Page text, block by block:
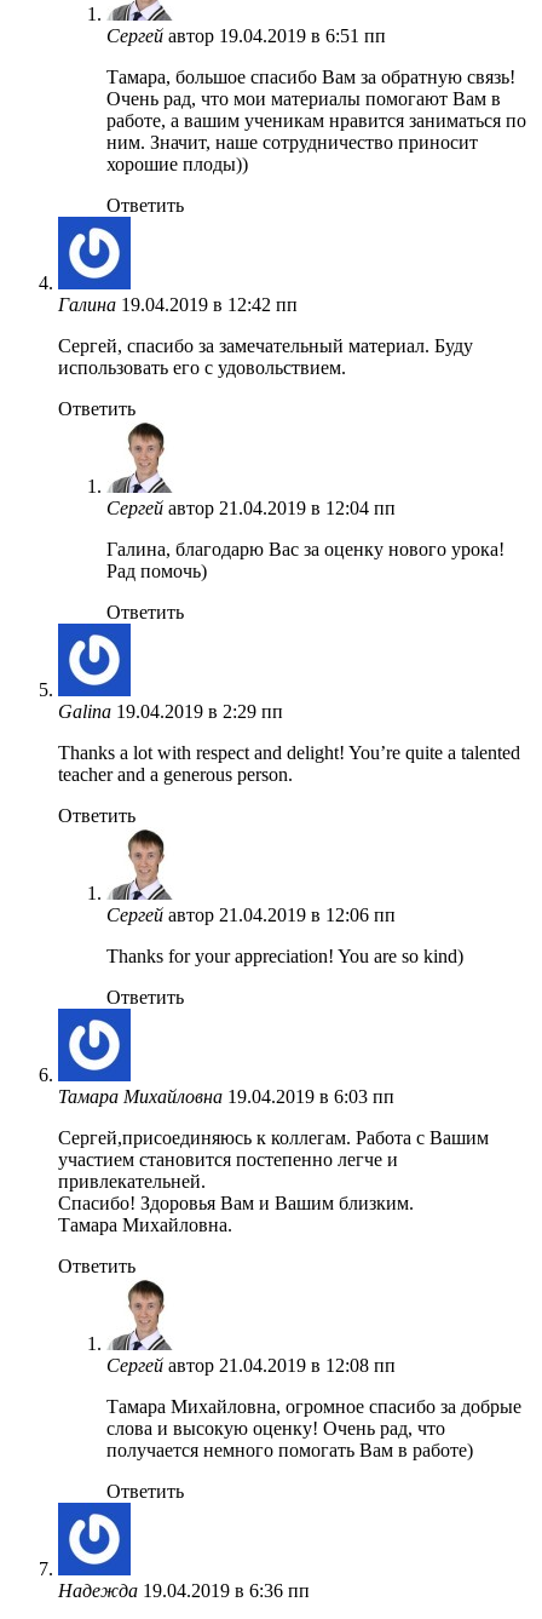
Сергей автор 19.04.2019 в 6:51 пп
Тамара, большое спасибо Вам за обратную связь!
Очень рад, что мои материалы помогают Вам в
работе, а вашим ученикам нравится заниматься по
ним. Значит, наше сотрудничество приносит
хорошие плоды))
Ответить
Галина 19.04.2019 в 12:42 пп
Сергей, спасибо за замечательный материал. Буду
использовать его с удовольствием.
Ответить
Сергей автор 21.04.2019 в 12:04 пп
Галина, благодарю Вас за оценку нового урока!
Рад помочь)
Ответить
Galina 19.04.2019 в 2:29 пп
Thanks a lot with respect and delight! You’re quite a talented
teacher and a generous person.
Ответить
Сергей автор 21.04.2019 в 12:06 пп
Thanks for your appreciation! You are so kind)
Ответить
Тамара Михайловна 19.04.2019 в 6:03 пп
Сергей,присоединяюсь к коллегам. Работа с Вашим
участием становится постепенно легче и
привлекательней.
Спасибо! Здоровья Вам и Вашим близким.
Тамара Михайловна.
Ответить
Сергей автор 21.04.2019 в 12:08 пп
Тамара Михайловна, огромное спасибо за добрые
слова и высокую оценку! Очень рад, что
получается немного помогать Вам в работе)
Ответить
Надежда 19.04.2019 в 6:36 пп